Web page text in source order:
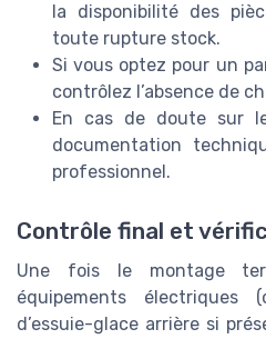
la disponibilité des
toute rupture stock.
Si vous optez pour un
contrôlez l’absence de
En cas de doute sur
documentation
professionnel.
Contrôle final et
Une fois le montage
équipements électriques
d’essuie-glace arrière si